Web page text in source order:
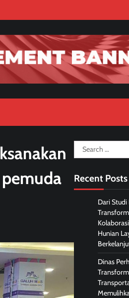
Search
for:
Recent Posts
Dari Studi
Hunian
Dinas